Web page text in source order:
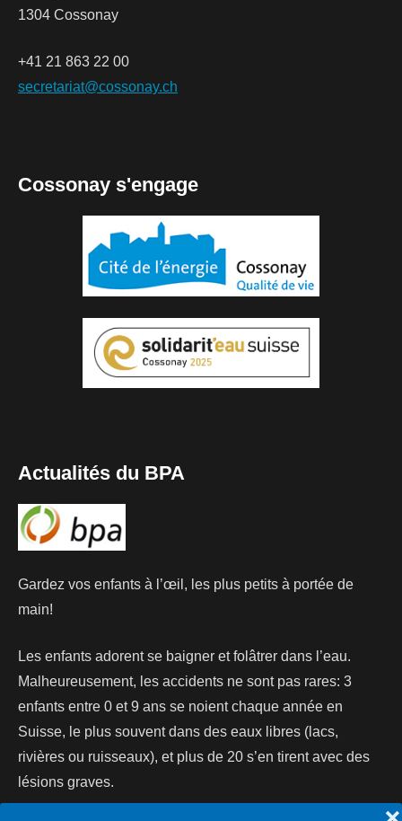
1304 Cossonay
+41 21 863 22 00
secretariat@cossonay.ch
Cossonay s'engage
Actualités du BPA
Gardez vos enfants à l’œil, les plus petits à portée de
main!
Les enfants adorent se baigner et folâtrer dans l’eau.
Malheureusement, les accidents ne sont pas rares: 3
enfants entre 0 et 9 ans se noient chaque année en
Suisse, le plus souvent dans des eaux libres (lacs,
rivières ou ruisseaux), et plus de 20 s’en tirent avec des
lésions graves.